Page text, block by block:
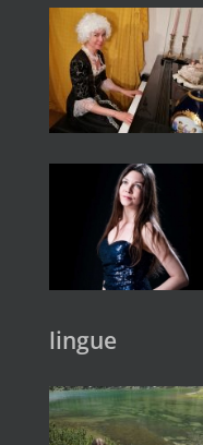
lingue